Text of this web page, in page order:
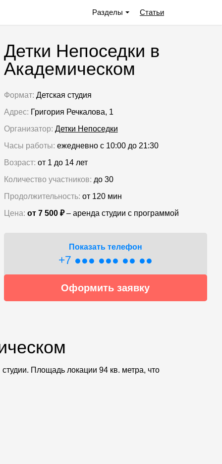
Разделы Статьи
Детки Непоседки в
Академическом
Формат: Детская студия
Адрес: Григория Речкалова, 1
Организатор: Детки Непоседки
Часы работы: ежедневно с 10:00 до 21:30
Возраст: от 1 до 14 лет
Количество участников: до 30
Продолжительность: от 120 мин
Цена: от 7 500 ₽– аренда студии с программой
Показать телефон
+7 ●●● ●●● ●● ●●
Оформить заявку
Площадь локации 94 кв. метра, что